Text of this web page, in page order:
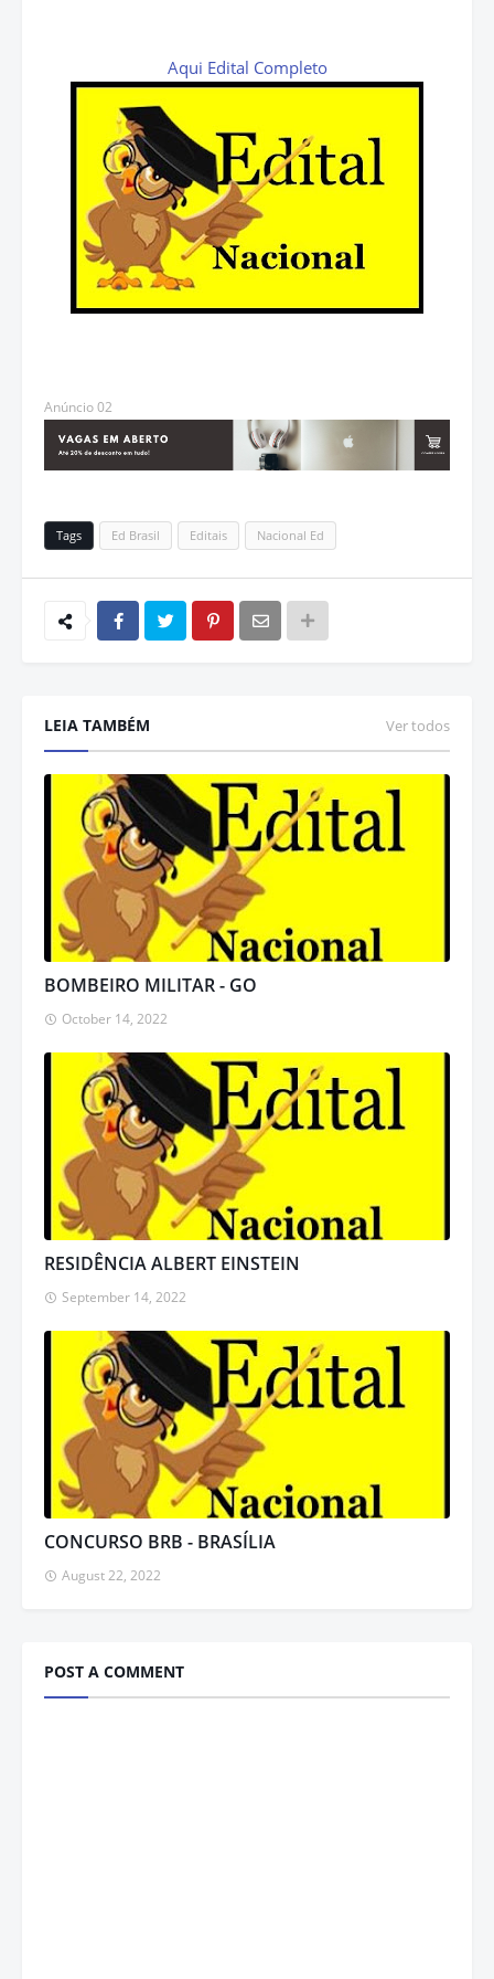
Aqui Edital Completo
Anúncio 02
Tags Ed Brasil Editais Nacional Ed
LEIA TAMBÉM Ver todos
BOMBEIRO MILITAR - GO
October 14, 2022
RESIDÊNCIA ALBERT EINSTEIN
September 14, 2022
CONCURSO BRB - BRASÍLIA
August 22, 2022
POST A COMMENT